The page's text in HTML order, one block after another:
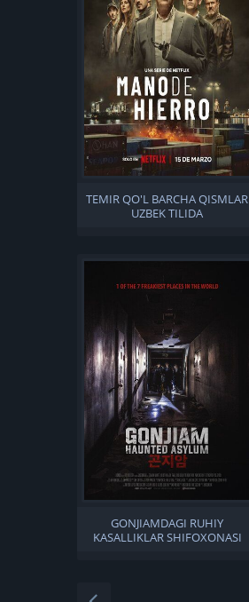
TEMIR QO'L BARCHA QISMLAR
UZBEK TILIDA
GONJIAMDAGI RUHIY
KASALLIKLAR SHIFOXONASI